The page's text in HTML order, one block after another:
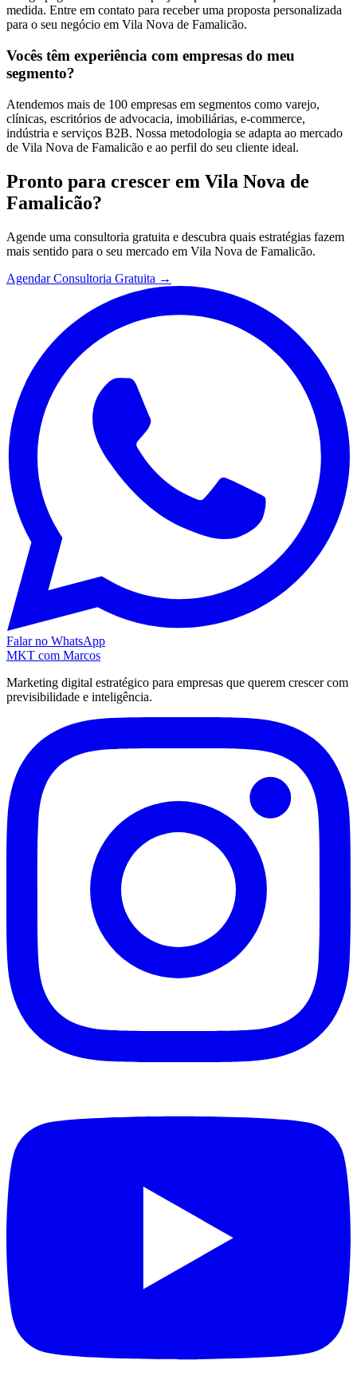
medida. Entre em contato para receber uma proposta personalizada
para o seu negócio em Vila Nova de Famalicão.
Vocês têm experiência com empresas do meu
segmento?
Atendemos mais de 100 empresas em segmentos como varejo,
clínicas, escritórios de advocacia, imobiliárias, e-commerce,
indústria e serviços B2B. Nossa metodologia se adapta ao mercado
de Vila Nova de Famalicão e ao perfil do seu cliente ideal.
Pronto para crescer em Vila Nova de
Famalicão?
Agende uma consultoria gratuita e descubra quais estratégias fazem
mais sentido para o seu mercado em Vila Nova de Famalicão.
Agendar Consultoria Gratuita →
Falar no WhatsApp
MKT com Marcos
Marketing digital estratégico para empresas que querem crescer com
previsibilidade e inteligência.